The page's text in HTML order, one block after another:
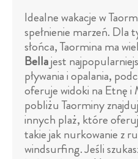
Idealne wakacje w
spełnienie marzeń. Dla
słońca, Taormina ma
Bellajest
pływania i opalania,
oferuje widoki na Etnę i
pobliżu Taorminy
innych plaż, które
takie jak nurkowanie z
windsurfing. Jeśli